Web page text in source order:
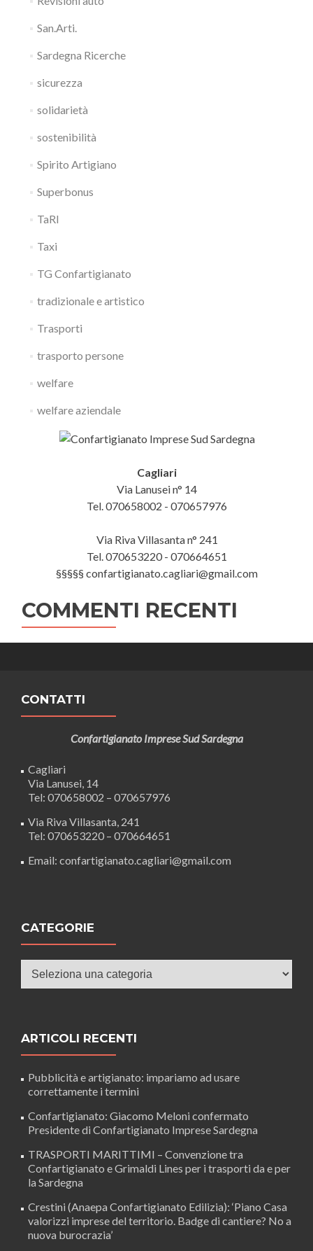
San.Arti.
Sardegna Ricerche
sicurezza
solidarietà
sostenibilità
Spirito Artigiano
Superbonus
TaRI
Taxi
TG Confartigianato
tradizionale e artistico
Trasporti
trasporto persone
welfare
welfare aziendale
Cagliari
Via Lanusei n° 14
Tel. 070658002 - 070657976
Via Riva Villasanta n° 241
Tel. 070653220 - 070664651
§§§§§ confartigianato.cagliari@gmail.com
COMMENTI RECENTI
CONTATTI
Confartigianato Imprese Sud Sardegna
Cagliari
Via Lanusei, 14
Tel: 070658002 – 070657976
Via Riva Villasanta, 241
Tel: 070653220 – 070664651
Email: confartigianato.cagliari@gmail.com
CATEGORIE
ARTICOLI RECENTI
Pubblicità e artigianato: impariamo ad usare
correttamente i termini
Confartigianato: Giacomo Meloni confermato
Presidente di Confartigianato Imprese Sardegna
TRASPORTI MARITTIMI – Convenzione tra
Confartigianato e Grimaldi Lines per i trasporti da e per
la Sardegna
Crestini (Anaepa Confartigianato Edilizia): ‘Piano Casa
valorizzi imprese del territorio. Badge di cantiere? No a
nuova burocrazia’